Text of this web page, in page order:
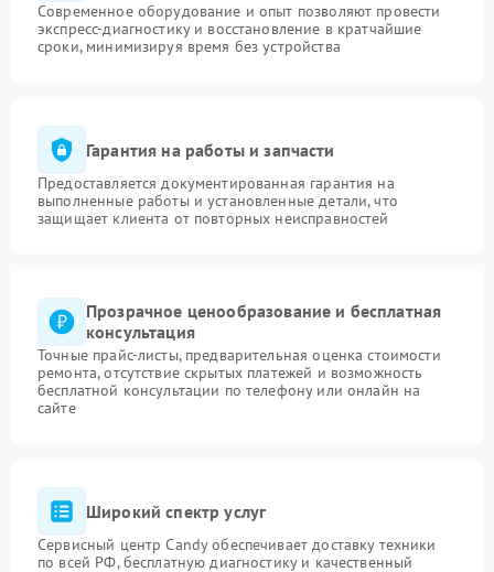
Современное оборудование и опыт позволяют провести
экспресс-диагностику и восстановление в кратчайшие
сроки, минимизируя время без устройства
Гарантия на работы и запчасти
Предоставляется документированная гарантия на
выполненные работы и установленные детали, что
защищает клиента от повторных неисправностей
Прозрачное ценообразование и бесплатная
консультация
Точные прайс-листы, предварительная оценка стоимости
ремонта, отсутствие скрытых платежей и возможность
бесплатной консультации по телефону или онлайн на
сайте
Широкий спектр услуг
Сервисный центр Candy обеспечивает доставку техники
по всей РФ, бесплатную диагностику и качественный